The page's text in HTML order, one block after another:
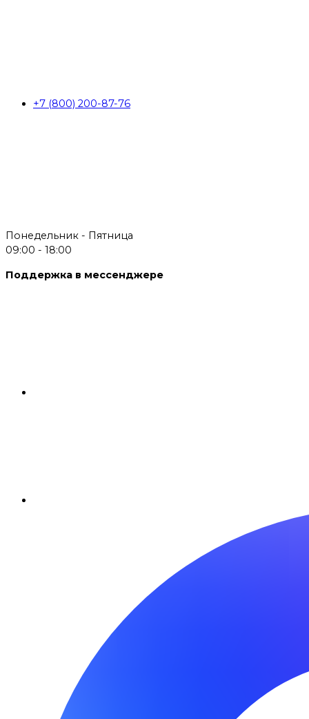
+7 (800) 200-87-76
Понедельник - Пятница
09:00 - 18:00
Поддержка в мессенджере